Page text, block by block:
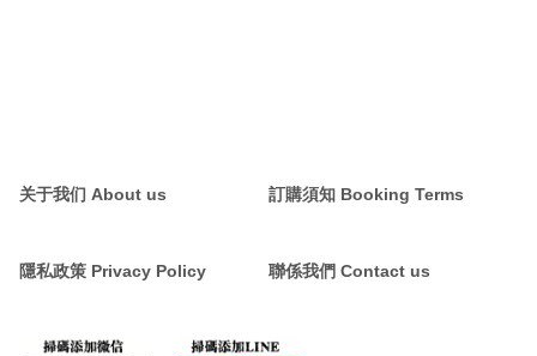
关于我们 About us 訂購須知 Booking Terms
隱私政策 Privacy Policy 聯係我們 Contact us